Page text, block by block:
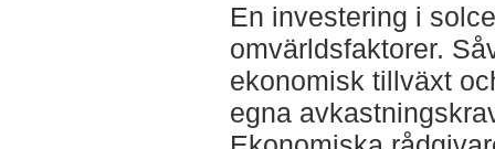
En investering i
omvärldsfaktorer.
ekonomisk tillväxt
egna